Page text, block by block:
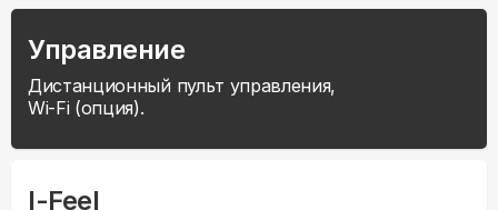
Управление
Дистанционный пульт управления,
Wi-Fi (опция).
I-Feel